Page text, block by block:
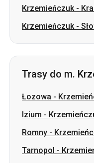
Krzemieńczuk-
Krzemieńczuk-
Trasy do m.
Łozowa -
Izium -
Romny -
Tarnopol -